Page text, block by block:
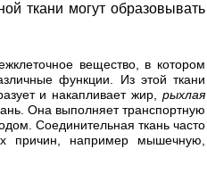
ткани могут образовывать
вещество, в котором
функции. Из этой ткани
и накапливает жир,рыхлая
Она выполняет транспортную
Соединительная ткань часто
причин, например мышечную,